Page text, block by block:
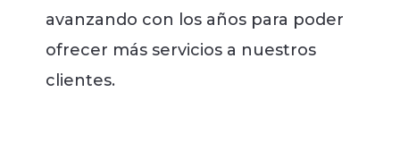
avanzando con los años para poder
ofrecer más servicios a nuestros
clientes.